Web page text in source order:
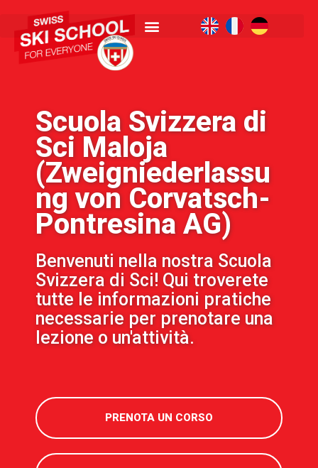
Scuola Svizzera di
Sci Maloja
(Zweigniederlassu
ng von Corvatsch-
Pontresina AG)
Benvenuti nella nostra Scuola
Svizzera di Sci! Qui troverete
tutte le informazioni pratiche
necessarie per prenotare una
lezione o un'attività.
PRENOTA UN CORSO